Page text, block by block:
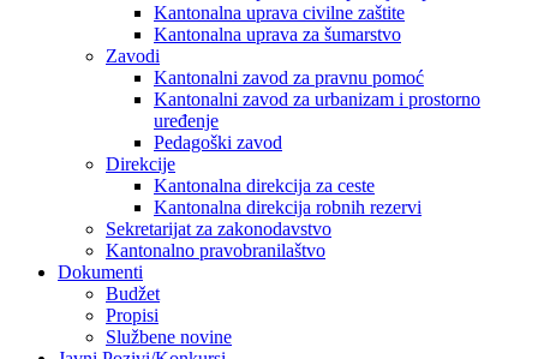
Kantonalna uprava civilne zaštite
Kantonalna uprava za šumarstvo
Zavodi
Kantonalni zavod za pravnu pomoć
Kantonalni zavod za urbanizam i prostorno
uređenje
Pedagoški zavod
Direkcije
Kantonalna direkcija za ceste
Kantonalna direkcija robnih rezervi
Sekretarijat za zakonodavstvo
Kantonalno pravobranilaštvo
Dokumenti
Budžet
Propisi
Službene novine